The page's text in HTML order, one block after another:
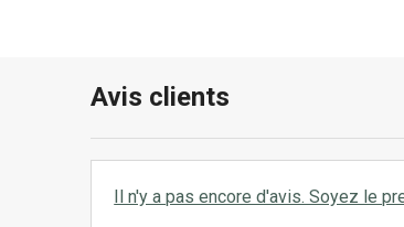
Avis clients
Il n'y a pas encore d'avis. Soyez le